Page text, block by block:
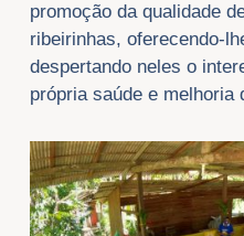
promoção da qualidade
ribeirinhas, oferecendo-
despertando neles o
própria saúde e melhoria